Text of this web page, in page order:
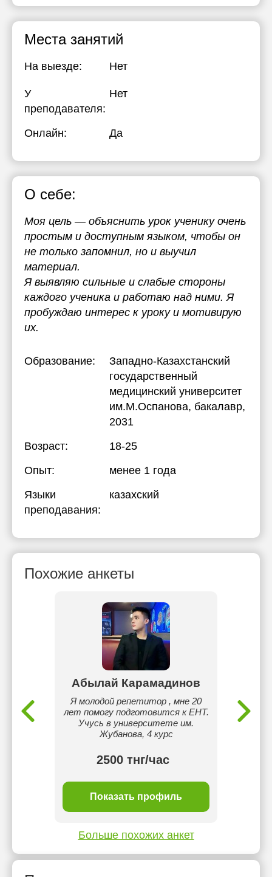
Места занятий
На выезде: Нет
У
преподавателя:
Нет
Онлайн: Да
О себе:
Моя цель — объяснить урок ученику очень
простым и доступным языком, чтобы он
не только запомнил, но и выучил
материал.
Я выявляю сильные и слабые стороны
каждого ученика и работаю над ними. Я
пробуждаю интерес к уроку и мотивирую
их.
Образование:
Западно-Казахстанский
государственный
медицинский университет
им.М.Оспанова, бакалавр,
2031
Возраст:
18-25
Опыт:
менее 1 года
Языки
преподавания:
казахский
Похожие анкеты
Абылай Карамадинов
Я молодой репетитор , мне 20
лет помогу подготовится к ЕНТ.
Учусь в университете им.
Жубанова, 4 курс
2500 тнг/час
Показать профиль
Больше похожих анкет